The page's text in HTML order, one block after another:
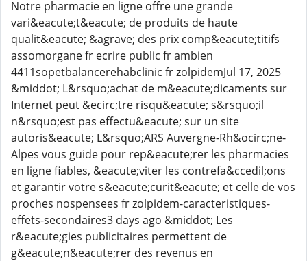
Notre pharmacie en ligne offre une grande
vari&eacute;t&eacute; de produits de haute
qualit&eacute; &agrave; des prix comp&eacute;titifs
assomorgane fr ecrire public fr ambien
4411sopetbalancerehabclinic fr zolpidemJul 17, 2025
&middot; L&rsquo;achat de m&eacute;dicaments sur
Internet peut &ecirc;tre risqu&eacute; s&rsquo;il
n&rsquo;est pas effectu&eacute; sur un site
autoris&eacute; L&rsquo;ARS Auvergne-Rh&ocirc;ne-
Alpes vous guide pour rep&eacute;rer les pharmacies
en ligne fiables, &eacute;viter les contrefa&ccedil;ons
et garantir votre s&eacute;curit&eacute; et celle de vos
proches nospensees fr zolpidem-caracteristiques-
effets-secondaires3 days ago &middot; Les
r&eacute;gies publicitaires permettent de
g&eacute;n&eacute;rer des revenus en